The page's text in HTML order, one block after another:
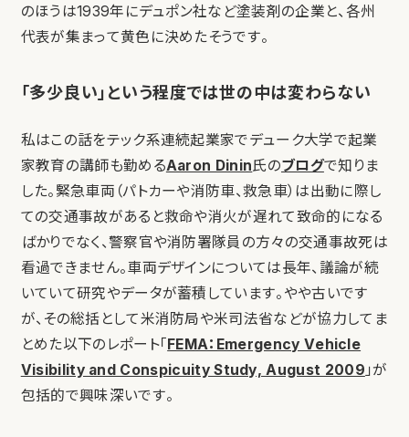
のほうは1939年にデュポン社など塗装剤の企業と、各州
代表が集まって黄色に決めたそうです。
「多少良い」という程度では世の中は変わらない
私はこの話をテック系連続起業家でデューク大学で起業
家教育の講師も勤めるAaron Dinin氏のブログで知りま
した。緊急車両（パトカーや消防車、救急車）は出動に際し
ての交通事故があると救命や消火が遅れて致命的になる
ばかりでなく、警察官や消防署隊員の方々の交通事故死は
看過できません。車両デザインについては長年、議論が続
いていて研究やデータが蓄積しています。やや古いです
が、その総括として米消防局や米司法省などが協力してま
とめた以下のレポート「 FEMA：Emergency Vehicle
Visibility and Conspicuity Study, August 2009 」が
包括的で興味深いです。